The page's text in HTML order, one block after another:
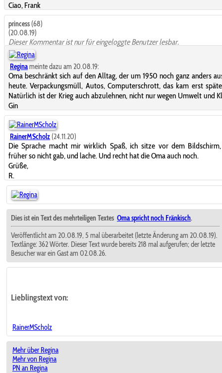
Ciao, Frank
princess (68)
(20.08.19)
Dieser Kommentar ist nur für eingeloggte Benutzer lesbar.
Reginameinte dazu am 20.08.19:
Oma beschränkt sich auf den Alltag, der um 1950 noch ganz anders
heute. Verpackungsmüll, Autos, Computerschrott, das kam erst
Natürlich ist der Krieg auch abzulehnen, nicht nur wegen Umwelt und
Gin
RainerMScholz (24.11.20)
Die Sprache macht mir wirklich Spaß, ich sitze vor dem
früher so nicht gab, und lache. Und recht hat die Oma auch noch.
Grüße,
R.
Dies ist ein Text des mehrteiligen Textes Oma spricht noch Fränkisch.
Veröffentlicht am 20.08.19, 5 mal überarbeitet (letzte Änderung am 20.08.19).
Textlänge: 362 Wörter. Dieser Text wurde bereits 218 mal aufgerufen; der letzte
Besucher war ein Gast am 02.08.26.
Lieblingstextvon:
RainerMScholz
Mehr über Regina
Mehr von Regina
PN an Regina